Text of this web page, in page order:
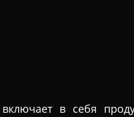
в себя